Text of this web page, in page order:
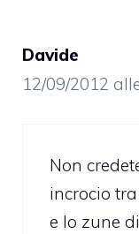
Davide
12/09/2012
Non
incrocio
e lo zune